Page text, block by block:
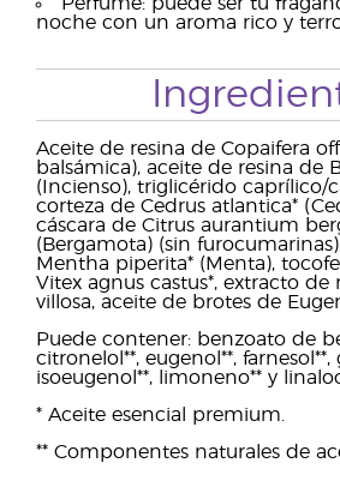
noche con un aroma rico y
Aceite de resina de Copaifera
balsámica), aceite de resina de
(Incienso), triglicérido caprílico/
corteza de Cedrus atlantica*
cáscara de Citrus aurantium
(Bergamota) (sin
Mentha piperita* (Menta),
Vitex agnus castus*, extracto de
villosa, aceite de brotes de
Puede contener: benzoato de
citronelol**, eugenol**, farnesol**,
isoeugenol**, limoneno** y
* Aceite esencial premium.
** Componentes naturales de